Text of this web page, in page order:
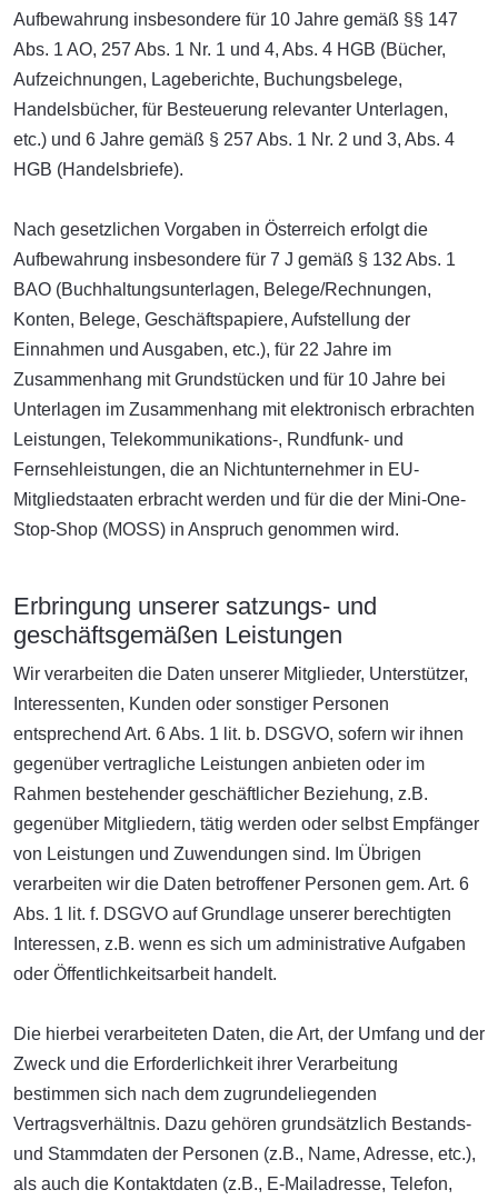
Aufbewahrung insbesondere für 10 Jahre gemäß §§ 147
Abs. 1 AO, 257 Abs. 1 Nr. 1 und 4, Abs. 4 HGB (Bücher,
Aufzeichnungen, Lageberichte, Buchungsbelege,
Handelsbücher, für Besteuerung relevanter Unterlagen,
etc.) und 6 Jahre gemäß § 257 Abs. 1 Nr. 2 und 3, Abs. 4
HGB (Handelsbriefe).
Nach gesetzlichen Vorgaben in Österreich erfolgt die
Aufbewahrung insbesondere für 7 J gemäß § 132 Abs. 1
BAO (Buchhaltungsunterlagen, Belege/Rechnungen,
Konten, Belege, Geschäftspapiere, Aufstellung der
Einnahmen und Ausgaben, etc.), für 22 Jahre im
Zusammenhang mit Grundstücken und für 10 Jahre bei
Unterlagen im Zusammenhang mit elektronisch erbrachten
Leistungen, Telekommunikations-, Rundfunk- und
Fernsehleistungen, die an Nichtunternehmer in EU-
Mitgliedstaaten erbracht werden und für die der Mini-One-
Stop-Shop (MOSS) in Anspruch genommen wird.
Erbringung unserer satzungs- und
geschäftsgemäßen Leistungen
Wir verarbeiten die Daten unserer Mitglieder, Unterstützer,
Interessenten, Kunden oder sonstiger Personen
entsprechend Art. 6 Abs. 1 lit. b. DSGVO, sofern wir ihnen
gegenüber vertragliche Leistungen anbieten oder im
Rahmen bestehender geschäftlicher Beziehung, z.B.
gegenüber Mitgliedern, tätig werden oder selbst Empfänger
von Leistungen und Zuwendungen sind. Im Übrigen
verarbeiten wir die Daten betroffener Personen gem. Art. 6
Abs. 1 lit. f. DSGVO auf Grundlage unserer berechtigten
Interessen, z.B. wenn es sich um administrative Aufgaben
oder Öffentlichkeitsarbeit handelt.
Die hierbei verarbeiteten Daten, die Art, der Umfang und der
Zweck und die Erforderlichkeit ihrer Verarbeitung
bestimmen sich nach dem zugrundeliegenden
Vertragsverhältnis. Dazu gehören grundsätzlich Bestands-
und Stammdaten der Personen (z.B., Name, Adresse, etc.),
als auch die Kontaktdaten (z.B., E-Mailadresse, Telefon,